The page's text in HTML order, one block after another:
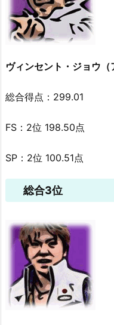
ヴィンセント・ジョウ（
総合得点：299.01
FS：2位 198.50点
SP：2位 100.51点
総合3位